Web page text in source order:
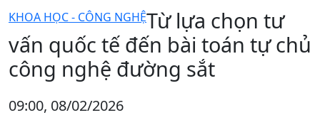
KHOA HỌC - CÔNG NGHỆTừ lựa chọn tư
vấn quốc tế đến bài toán tự chủ
công nghệ đường sắt
09:00, 08/02/2026